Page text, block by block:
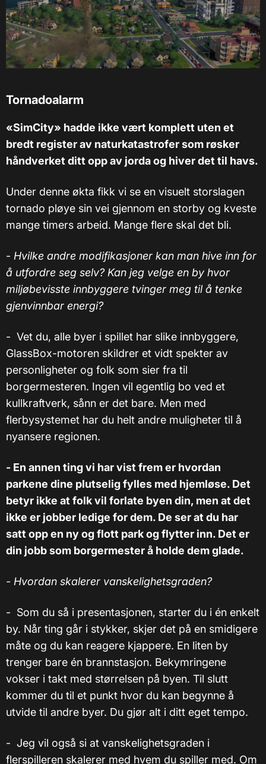
Tornadoalarm
«SimCity» hadde ikke vært komplett uten et
bredt register av naturkatastrofer som røsker
håndverket ditt opp av jorda og hiver det til havs.
Under denne økta fikk vi se en visuelt storslagen
tornado pløye sin vei gjennom en storby og kveste
mange timers arbeid. Mange flere skal det bli.
- Hvilke andre modifikasjoner kan man hive inn for
å utfordre seg selv? Kan jeg velge en by hvor
miljøbevisste innbyggere tvinger meg til å tenke
gjenvinnbar energi?
- Vet du, alle byer i spillet har slike innbyggere,
GlassBox-motoren skildrer et vidt spekter av
personligheter og folk som sier fra til
borgermesteren. Ingen vil egentlig bo ved et
kullkraftverk, sånn er det bare. Men med
flerbysystemet har du helt andre muligheter til å
nyansere regionen.
- En annen ting vi har vist frem er hvordan
parkene dine plutselig fylles med hjemløse. Det
betyr ikke at folk vil forlate byen din, men at det
ikke er jobber ledige for dem. De ser at du har
satt opp en ny og flott park og flytter inn. Det er
din jobb som borgermester å holde dem glade.
- Hvordan skalerer vanskelighetsgraden?
- Som du så i presentasjonen, starter du i én enkelt
by. Når ting går i stykker, skjer det på en smidigere
måte og du kan reagere kjappere. En liten by
trenger bare én brannstasjon. Bekymringene
vokser i takt med størrelsen på byen. Til slutt
kommer du til et punkt hvor du kan begynne å
utvide til andre byer. Du gjør alt i ditt eget tempo.
- Jeg vil også si at vanskelighetsgraden i
flerspilleren skalerer med hvem du spiller med. Om